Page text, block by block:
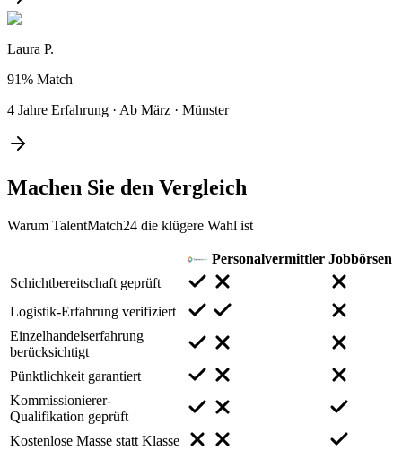
Laura P.
91% Match
4 Jahre Erfahrung · Ab März · Münster
Machen Sie den Vergleich
Warum TalentMatch24 die klügere Wahl ist
Personalvermittler Jobbörsen
Schichtbereitschaft geprüft
Logistik-Erfahrung verifiziert
Einzelhandelserfahrung
berücksichtigt
Pünktlichkeit garantiert
Kommissionierer-
Qualifikation geprüft
Kostenlose Masse statt Klasse